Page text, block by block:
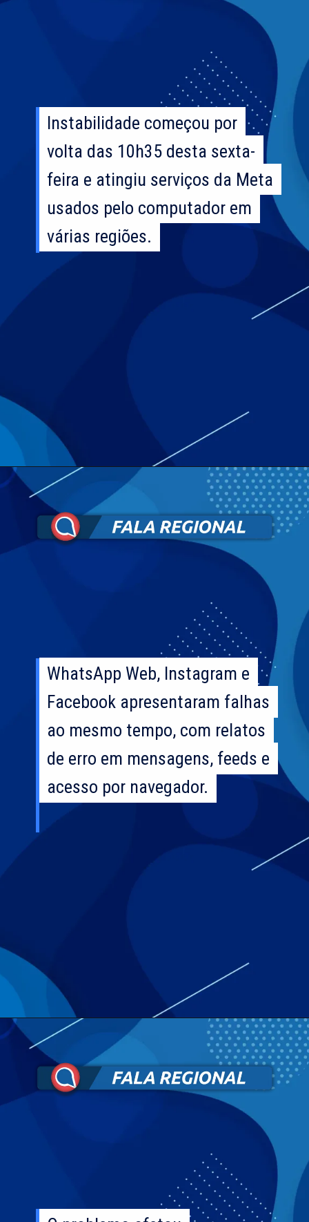
Instabilidade começou por
volta das 10h35 desta sexta-
feira e atingiu serviços da Meta
usados pelo computador em
várias regiões.
Instabilidade começou por
volta das 10h35 desta sexta-
feira e atingiu serviços da Meta
usados pelo computador em
várias regiões.
WhatsApp Web, Instagram e
Facebook apresentaram falhas
ao mesmo tempo, com relatos
de erro em mensagens, feeds e
acesso por navegador.
WhatsApp Web, Instagram e
Facebook apresentaram falhas
ao mesmo tempo, com relatos
de erro em mensagens, feeds e
acesso por navegador.